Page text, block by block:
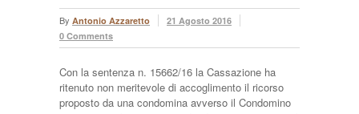
By Antonio Azzaretto
21 Agosto 2016
0 Comments
Con la sentenza n. 15662/16 la Cassazione ha
ritenuto non meritevole di accoglimento il ricorso
proposto da una condomina avverso il Condomino